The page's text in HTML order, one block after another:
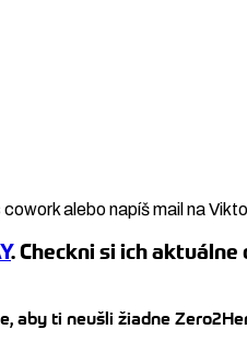
alebo napíš mail na
. Checkni si ich
aby ti neušli žiadne